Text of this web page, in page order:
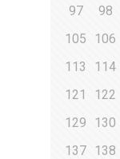
97
98
105
106
113
114
121
122
129
130
137 138